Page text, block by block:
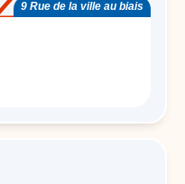
9 Rue de la ville au biais